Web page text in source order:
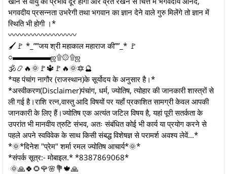
भगवदीय प्रसन्नता उभरेगी तथा भगवान का ज्ञान देने वाले गुरु मिलेंगे तो ज्ञान में
स्थिति भी होगी ।*
〰️〰️〰️〰️〰️〰️〰️〰️〰️
🖌🚩 *_””जय श्री महाकाल महाराज की””_* 🚩
○▬▬▬▬▬ஜ۩۞۩ஜ
🕉️📿🔥🌞🚩🔱🚩🔥🌞🔯🔮
*यह पंचांग नागौर (राजस्थान)के सूर्योदय के अनुसार है।*
*अस्वीकरण(Disclaimer)पंचांग, धर्म, ज्योतिष, त्योहार की जानकारी शास्त्रों से
ली गई है।राशि रत्न,वास्तु आदि विषयों पर यहाँ प्रकाशित सामग्री केवल आपकी
जानकारी के लिए हैं।ज्योतिष एक अत्यंत जटिल विषय है, यहां पूरी सतर्कता के
उपरांत भी मानवीय त्रुटि संभव, अतः संबंधित कोई भी कार्य या प्रयोग करने से
पहले अपने स्वविवेक के साथ किसी संबद्ध विशेषज्ञ से परामर्श अवश्य लेवें...*
*🌞*दिनेश "प्रेम" शर्मा रमल ज्योतिष आचार्य*🌞*
*संपर्क सूत्र:- मोबाइल.* *8387869068*
🌞🙏🍀🌻🌹🌸💐🍁🙏